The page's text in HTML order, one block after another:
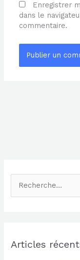
Enregistrer
dans le
commentaire.
e
Articles